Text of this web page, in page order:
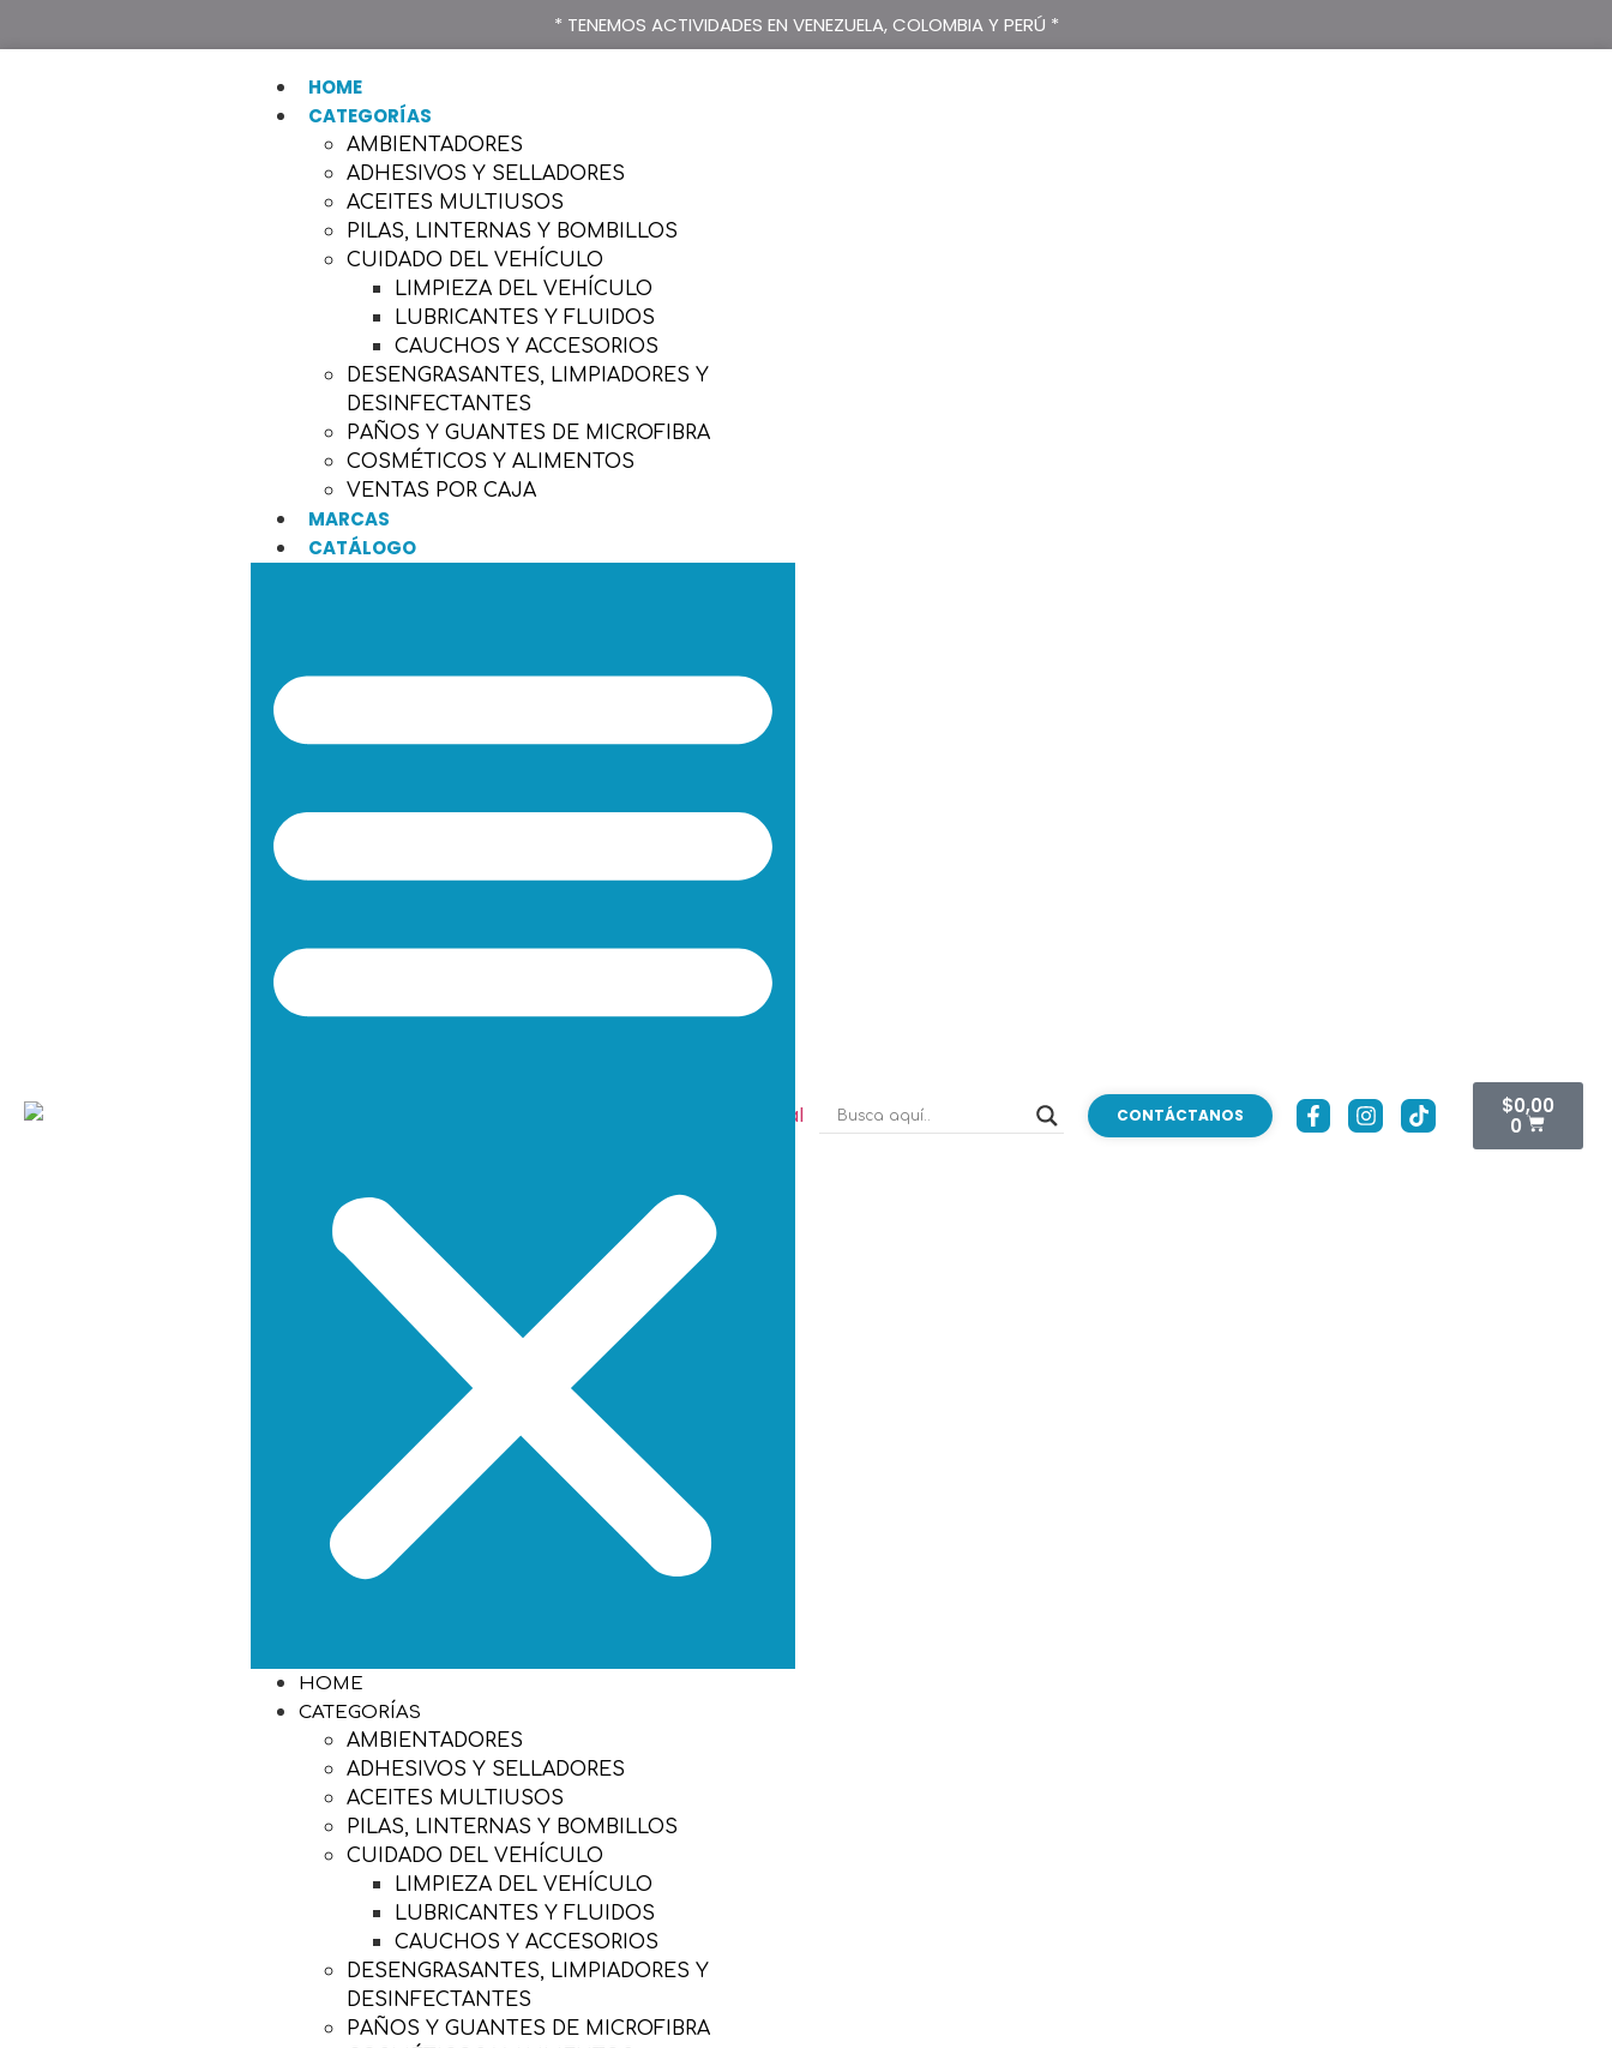
* TENEMOS ACTIVIDADES EN VENEZUELA, COLOMBIA Y PERÚ *
HOME
CATEGORÍAS
AMBIENTADORES
ADHESIVOS Y SELLADORES
ACEITES MULTIUSOS
PILAS, LINTERNAS Y BOMBILLOS
CUIDADO DEL VEHÍCULO
LIMPIEZA DEL VEHÍCULO
LUBRICANTES Y FLUIDOS
CAUCHOS Y ACCESORIOS
DESENGRASANTES, LIMPIADORES Y
DESINFECTANTES
PAÑOS Y GUANTES DE MICROFIBRA
COSMÉTICOS Y ALIMENTOS
VENTAS POR CAJA
MARCAS
CATÁLOGO
HOME
CATEGORÍAS
AMBIENTADORES
ADHESIVOS Y SELLADORES
ACEITES MULTIUSOS
PILAS, LINTERNAS Y BOMBILLOS
CUIDADO DEL VEHÍCULO
LIMPIEZA DEL VEHÍCULO
LUBRICANTES Y FLUIDOS
CAUCHOS Y ACCESORIOS
DESENGRASANTES, LIMPIADORES Y
DESINFECTANTES
PAÑOS Y GUANTES DE MICROFIBRA
CONTÁCTANOS $0,00
0